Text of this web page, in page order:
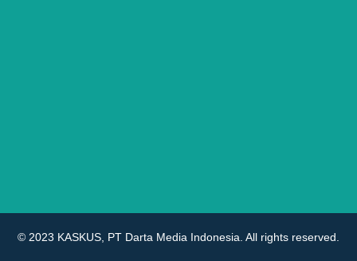
© 2023 KASKUS, PT Darta Media Indonesia. All rights reserved.